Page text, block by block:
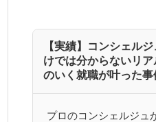
【実績】コンシェル
けでは分からないリ
のいく就職が叶った事
プロのコンシェルジュ